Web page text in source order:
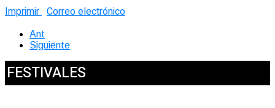
Imprimir Correo electrónico
Ant
Siguiente
FESTIVALES